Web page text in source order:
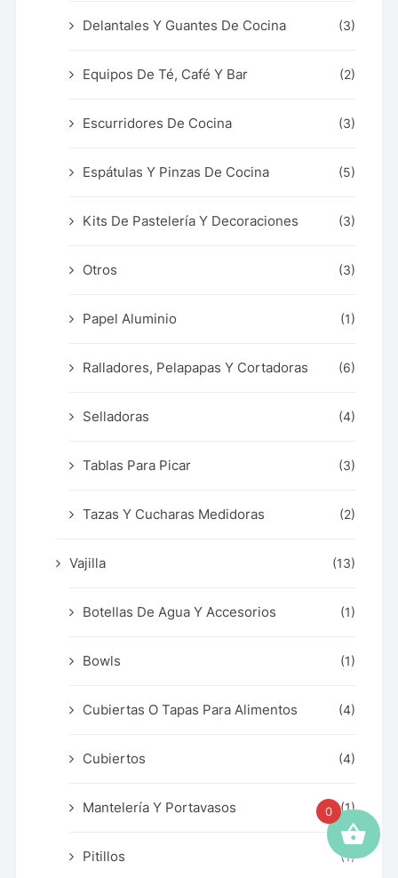
Delantales Y Guantes De Cocina (3)
Equipos De Té, Café Y Bar (2)
Escurridores De Cocina (3)
Espátulas Y Pinzas De Cocina (5)
Kits De Pastelería Y Decoraciones (3)
Otros (3)
Papel Aluminio (1)
Ralladores, Pelapapas Y Cortadoras (6)
Selladoras (4)
Tablas Para Picar (3)
Tazas Y Cucharas Medidoras (2)
Vajilla (13)
Botellas De Agua Y Accesorios (1)
Bowls (1)
Cubiertas O Tapas Para Alimentos (4)
Cubiertos (4)
Mantelería Y Portavasos (1)
Pitillos (1)
0